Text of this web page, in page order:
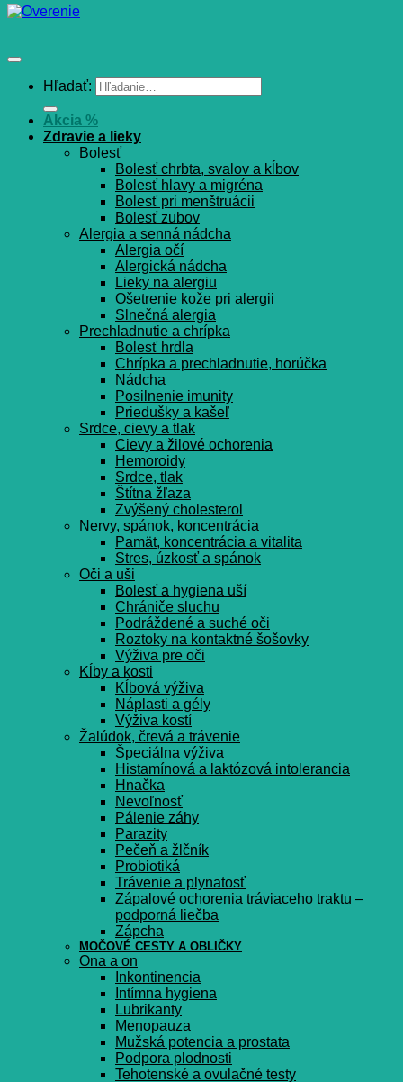
Hľadať:
Akcia %
Zdravie a lieky
Bolesť
Bolesť chrbta, svalov a kĺbov
Bolesť hlavy a migréna
Bolesť pri menštruácii
Bolesť zubov
Alergia a senná nádcha
Alergia očí
Alergická nádcha
Lieky na alergiu
Ošetrenie kože pri alergii
Slnečná alergia
Prechladnutie a chrípka
Bolesť hrdla
Chrípka a prechladnutie, horúčka
Nádcha
Posilnenie imunity
Priedušky a kašeľ
Srdce, cievy a tlak
Cievy a žilové ochorenia
Hemoroidy
Srdce, tlak
Štítna žľaza
Zvýšený cholesterol
Nervy, spánok, koncentrácia
Pamät, koncentrácia a vitalita
Stres, úzkosť a spánok
Oči a uši
Bolesť a hygiena uší
Chrániče sluchu
Podráždené a suché oči
Roztoky na kontaktné šošovky
Výživa pre oči
Kĺby a kosti
Kĺbová výživa
Náplasti a gély
Výživa kostí
Žalúdok, črevá a trávenie
Špeciálna výživa
Histamínová a laktózová intolerancia
Hnačka
Nevoľnosť
Pálenie záhy
Parazity
Pečeň a žlčník
Probiotiká
Trávenie a plynatosť
Zápalové ochorenia tráviaceho traktu –
podporná liečba
Zápcha
MOČOVÉ CESTY A OBLIČKY
Ona a on
Inkontinencia
Intímna hygiena
Lubrikanty
Menopauza
Mužská potencia a prostata
Podpora plodnosti
Tehotenské a ovulačné testy